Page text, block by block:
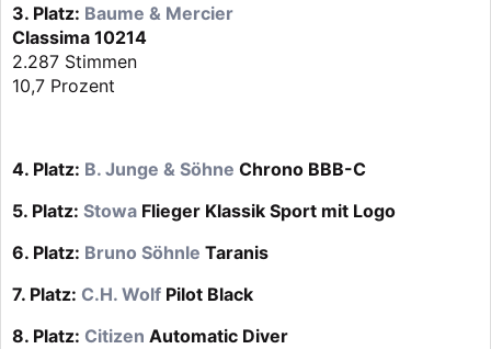
3. Platz: Baume & Mercier
Classima 10214
2.287 Stimmen
10,7 Prozent
4. Platz: B. Junge & Söhne Chrono BBB-C
5. Platz: Stowa Flieger Klassik Sport mit Logo
6. Platz: Bruno Söhnle Taranis
7. Platz: C.H. Wolf Pilot Black
8. Platz: Citizen Automatic Diver